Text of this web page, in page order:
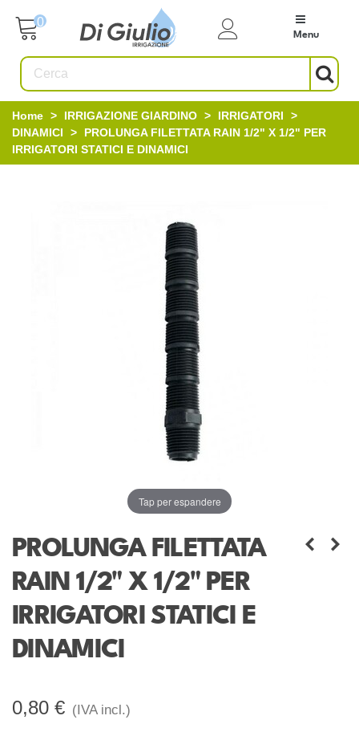
0
Menu
Home > IRRIGAZIONE GIARDINO > IRRIGATORI
>
DINAMICI
>
PROLUNGA FILETTATA RAIN 1/2" X 1/2" PER
IRRIGATORI STATICI E DINAMICI
Tap per espandere
PROLUNGA FILETTATA
RAIN 1/2" X 1/2" PER
IRRIGATORI STATICI E
DINAMICI
0,80 € (IVA incl.)